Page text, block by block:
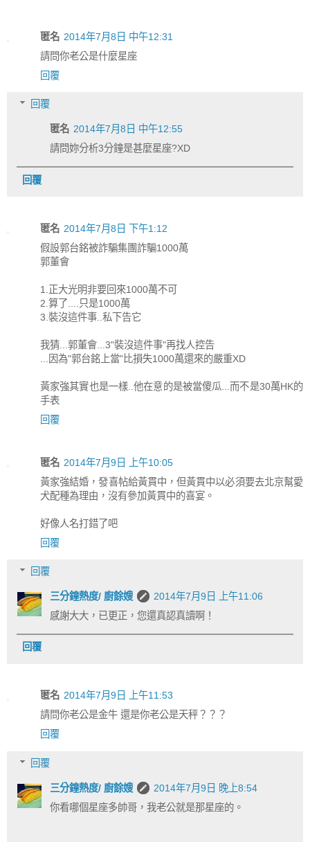
匿名 2014年7月8日 中午12:31
請問你老公是什麼星座
回覆
回覆
匿名 2014年7月8日 中午12:55
請問妳分析3分鐘是甚麼星座?XD
回覆
匿名 2014年7月8日 下午1:12
假設郭台銘被詐騙集團詐騙1000萬
郭董會
1.正大光明非要回來1000萬不可
2.算了....只是1000萬
3.裝沒這件事..私下告它
我猜...郭董會...3"裝沒這件事"再找人控告
...因為"郭台銘上當"比損失1000萬還來的嚴重XD
黃家強其實也是一樣..他在意的是被當傻瓜...而不是30萬HK的
手表
回覆
匿名 2014年7月9日 上午10:05
黃家強結婚，發喜帖給黃貫中，但黃貫中以必須要去北京幫愛
犬配種為理由，沒有參加黃貫中的喜宴。
好像人名打錯了吧
回覆
回覆
三分鐘熱度/ 廚餘嫂
2014年7月9日 上午11:06
感謝大大，已更正，您還真認真讀啊！
回覆
匿名 2014年7月9日 上午11:53
請問你老公是金牛 還是你老公是天秤？？？
回覆
回覆
三分鐘熱度/ 廚餘嫂
2014年7月9日 晚上8:54
你看哪個星座多帥哥，我老公就是那星座的。